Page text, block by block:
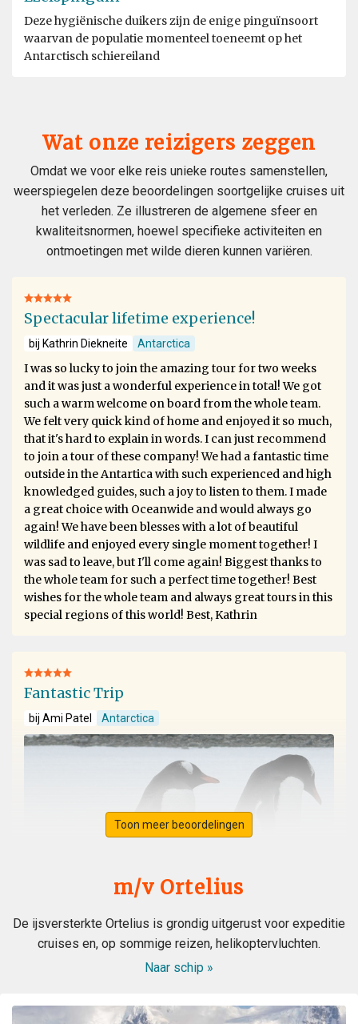
Deze hygiënische duikers zijn de enige pinguïnsoort
waarvan de populatie momenteel toeneemt op het
Antarctisch schiereiland
Wat onze reizigers zeggen
Omdat we voor elke reis unieke routes samenstellen,
weerspiegelen deze beoordelingen soortgelijke cruises uit
het verleden. Ze illustreren de algemene sfeer en
kwaliteitsnormen, hoewel specifieke activiteiten en
ontmoetingen met wilde dieren kunnen variëren.
Spectacular lifetime experience!
bij Kathrin Diekneite Antarctica
I was so lucky to join the amazing tour for two weeks
and it was just a wonderful experience in total! We got
such a warm welcome on board from the whole team.
We felt very quick kind of home and enjoyed it so much,
that it's hard to explain in words. I can just recommend
to join a tour of these company! We had a fantastic time
outside in the Antartica with such experienced and high
knowledged guides, such a joy to listen to them. I made
a great choice with Oceanwide and would always go
again! We have been blesses with a lot of beautiful
wildlife and enjoyed every single moment together! I
was sad to leave, but I'll come again! Biggest thanks to
the whole team for such a perfect time together! Best
wishes for the whole team and always great tours in this
special regions of this world! Best, Kathrin
Fantastic Trip
bij Ami Patel Antarctica
about the comfort of the cabins and common area, and
Toon meer beoordelingen
m/v Ortelius
De ijsversterkte Ortelius is grondig uitgerust voor expeditie
cruises en, op sommige reizen, helikoptervluchten.
Naar schip »